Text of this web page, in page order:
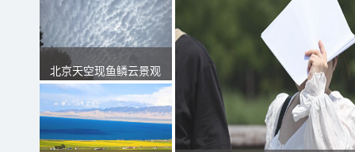
北京天空现鱼鳞云景观